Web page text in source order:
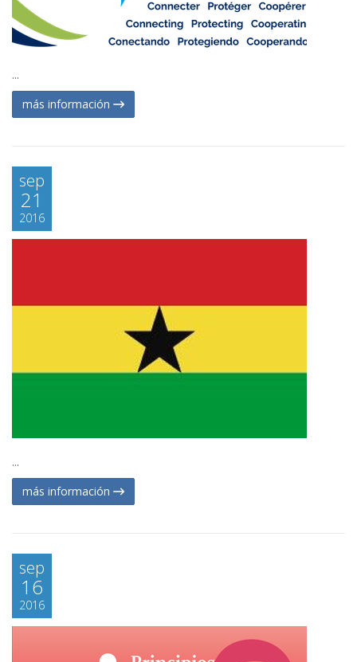
...
más información
sep
21
2016
...
más información
sep
16
2016